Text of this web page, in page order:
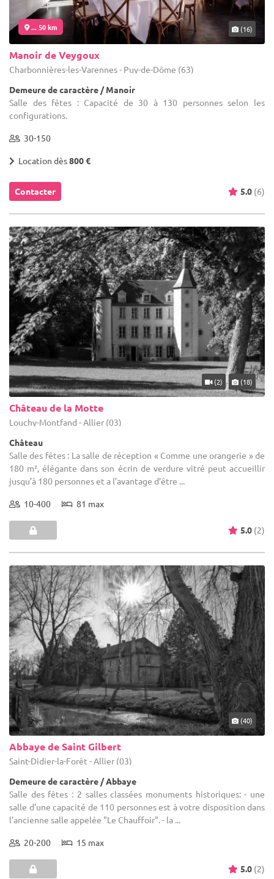
... 50 km (16)
Manoir de Veygoux
Charbonnières-les-Varennes - Puy-de-Dôme (63)
Demeure de caractère / Manoir
Salle des fêtes : Capacité de 30 à 130 personnes selon les
configurations.
30-150
Location dès800 €
Contacter 5.0 (6)
(2) (18)
Château de la Motte
Louchy-Montfand - Allier (03)
Château
Salle des fêtes : La salle de réception « Comme une orangerie » de
180 m², élégante dans son écrin de verdure vitré peut accueillir
jusqu’à 180 personnes et a l’avantage d’être ...
10-400 81 max
5.0 (2)
(40)
Abbaye de Saint Gilbert
Saint-Didier-la-Forêt - Allier (03)
Demeure de caractère / Abbaye
Salle des fêtes : 2 salles classées monuments historiques: - une
salle d’une capacité de 110 personnes est à votre disposition dans
l’ancienne salle appelée "Le Chauffoir". - la ...
20-200 15 max
5.0 (2)